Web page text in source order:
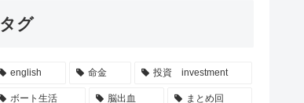
タグ
english 命金 投資 investment
ボート生活 脳出血 まとめ回